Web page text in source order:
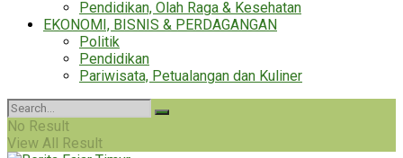
Pendidikan, Olah Raga & Kesehatan
EKONOMI, BISNIS & PERDAGANGAN
Politik
Pendidikan
Pariwisata, Petualangan dan Kuliner
No Result
View All Result